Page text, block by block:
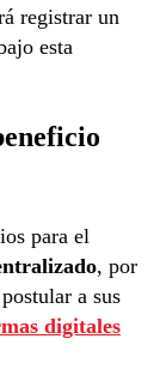
registrar un
esta
para el
, por
a sus
digitales